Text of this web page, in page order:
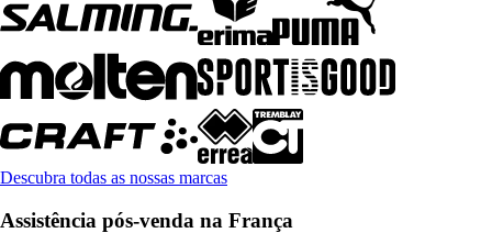
Descubra todas as nossas marcas
Assistência pós-venda na França